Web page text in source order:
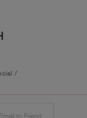
/
to Friend